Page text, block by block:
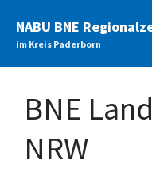
NABU BNE
im Kreis Paderborn
BNE
NRW